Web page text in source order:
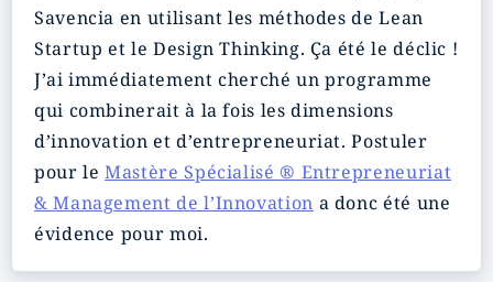
Savencia en utilisant les méthodes de Lean
Startup et le Design Thinking. Ça été le déclic !
J’ai immédiatement cherché un programme
qui combinerait à la fois les dimensions
d’innovation et d’entrepreneuriat. Postuler
pour leMastère Spécialisé ® Entrepreneuriat
& Management de l’Innovation a donc été une
évidence pour moi.